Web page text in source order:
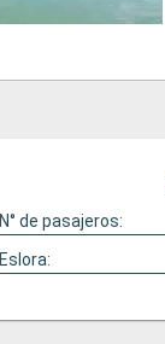
N° de pasajeros:
Eslora: